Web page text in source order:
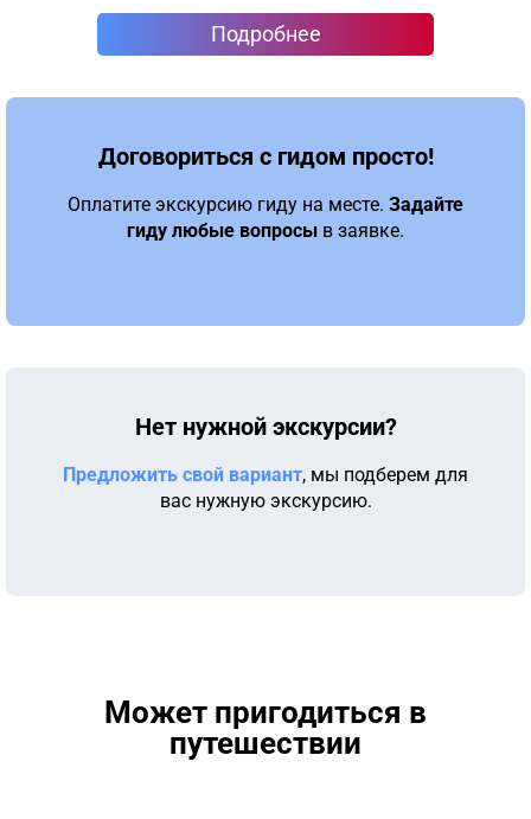
Подробнее
Договориться с гидом просто!
Оплатите экскурсию гиду на месте. Задайте
гиду любые вопросы в заявке.
Нет нужной экскурсии?
Предложить свой вариант, мы подберем для
вас нужную экскурсию.
Может пригодиться в
путешествии